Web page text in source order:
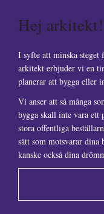
Hej arkitekt!
I syfte att minska steget
arkitekt erbjuder vi en
planerar att bygga eller
Vi anser att så många
bygga skall inte vara
stora offentliga
sätt som motsvarar dina
kanske också dina